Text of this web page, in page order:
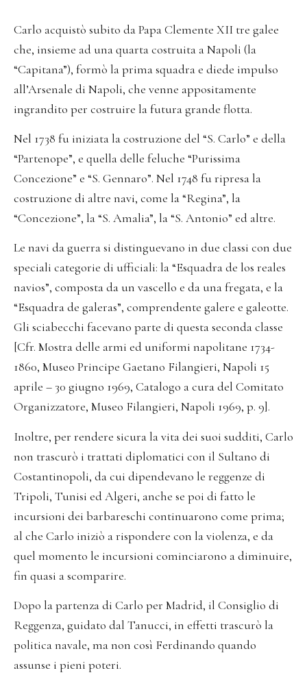
Carlo acquistò subito da Papa Clemente XII tre galee
che, insieme ad una quarta costruita a Napoli (la
“Capitana”), formò la prima squadra e diede impulso
all’Arsenale di Napoli, che venne appositamente
ingrandito per costruire la futura grande flotta.
Nel 1738 fu iniziata la costruzione del “S. Carlo” e della
“Partenope”, e quella delle feluche “Purissima
Concezione” e “S. Gennaro”. Nel 1748 fu ripresa la
costruzione di altre navi, come la “Regina”, la
“Concezione”, la “S. Amalia”, la “S. Antonio” ed altre.
Le navi da guerra si distinguevano in due classi con due
speciali categorie di ufficiali: la “Esquadra de los reales
navios”, composta da un vascello e da una fregata, e la
“Esquadra de galeras”, comprendente galere e galeotte.
Gli sciabecchi facevano parte di questa seconda classe
[Cfr. Mostra delle armi ed uniformi napolitane 1734-
1860, Museo Principe Gaetano Filangieri, Napoli 15
aprile – 30 giugno 1969, Catalogo a cura del Comitato
Organizzatore, Museo Filangieri, Napoli 1969, p. 9].
Inoltre, per rendere sicura la vita dei suoi sudditi, Carlo
non trascurò i trattati diplomatici con il Sultano di
Costantinopoli, da cui dipendevano le reggenze di
Tripoli, Tunisi ed Algeri, anche se poi di fatto le
incursioni dei barbareschi continuarono come prima;
al che Carlo iniziò a rispondere con la violenza, e da
quel momento le incursioni cominciarono a diminuire,
fin quasi a scomparire.
Dopo la partenza di Carlo per Madrid, il Consiglio di
Reggenza, guidato dal Tanucci, in effetti trascurò la
politica navale, ma non così Ferdinando quando
assunse i pieni poteri.